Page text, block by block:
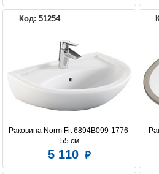
DURAVIT EXCELLENT
IDEAL
KERAMA MARAZZI
ORANGE
Код: 51254
Раковина Norm Fit 6894B099-1776
55 см
5 110